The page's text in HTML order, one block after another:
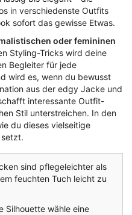
in verschiedenste Outfits
sofort das gewisse Etwas.
oder femininen
Styling-Tricks wird deine
Begleiter für jede
wird es, wenn du bewusst
aus der edgy Jacke und
interessante Outfit-
Stil unterstreichen. In den
du dieses vielseitige
sind pflegeleichter als
feuchten Tuch leicht zu
Silhouette wähle eine